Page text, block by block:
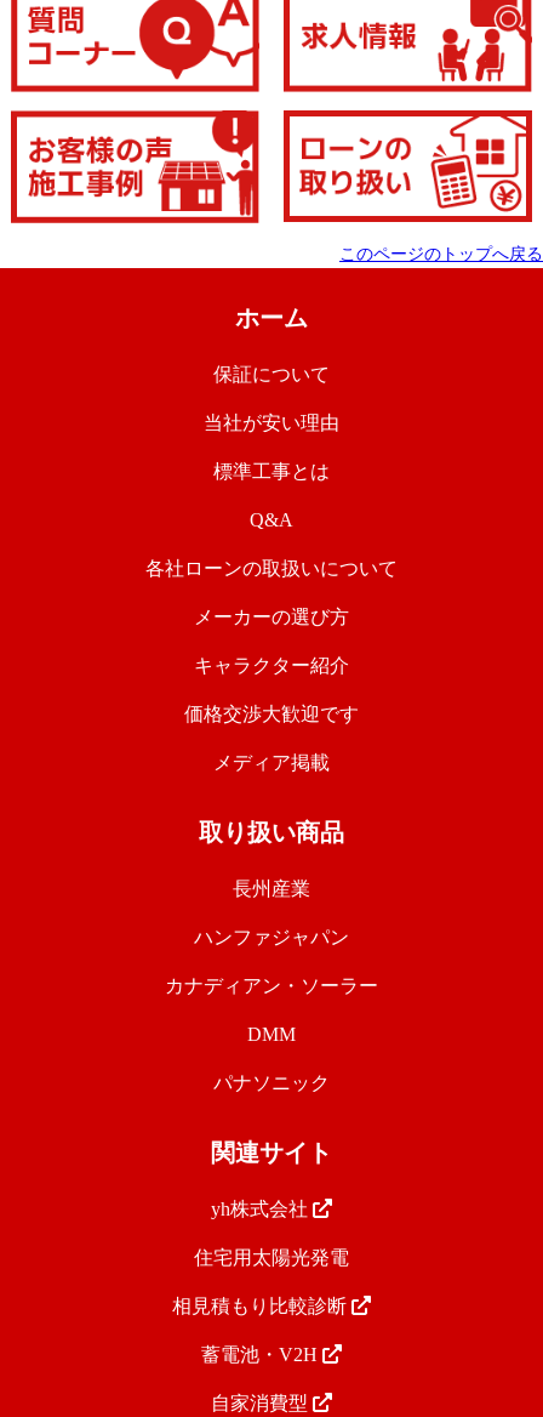
このページのトップへ戻る
ホーム
保証について
当社が安い理由
標準工事とは
Q&A
各社ローンの取扱いについて
メーカーの選び方
キャラクター紹介
価格交渉大歓迎です
メディア掲載
取り扱い商品
長州産業
ハンファジャパン
カナディアン・ソーラー
DMM
パナソニック
関連サイト
yh株式会社
住宅用太陽光発電
相見積もり比較診断
蓄電池・V2H
自家消費型